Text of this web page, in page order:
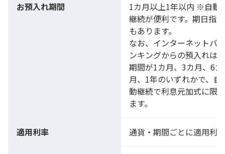
お預入れ期間
1カ月以上1年以内 ※自動
継続が便利です。期日指定
もあります。
なお、インターネットバ
ンキングからの預入れは、
期間が1カ月、3カ月、6カ
月、1年のいずれかで、自
動継続で利息元加式に限り
ます。
適用利率 通貨・期間ごとに適用利